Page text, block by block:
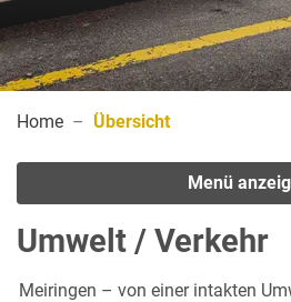
Home Übersicht(ausgewählt)
Menü
Umwelt / Verkehr
Meiringen – von einer intakten